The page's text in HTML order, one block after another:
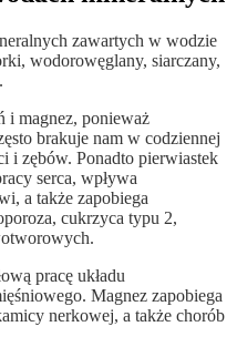
zawartych w wodzie
wodorowęglany, siarczany,
i magnez, ponieważ
brakuje nam w codziennej
i zębów. Ponadto pierwiastek
serca, wpływa
a także zapobiega
cukrzyca typu 2,
pracę układu
Magnez zapobiega
nerkowej, a także chorób